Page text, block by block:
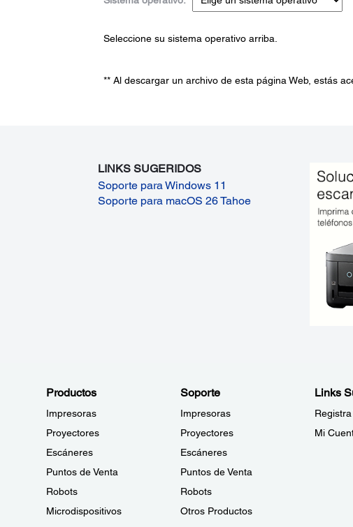
Seleccione su sistema operativo arriba.
** Al descargar un archivo de esta página Web, estás
LINKS SUGERIDOS
Soporte para Windows 11
Soporte para macOS 26 Tahoe
Productos
Impresoras
Proyectores
Escáneres
Puntos de Venta
Robots
Microdispositivos
Soporte
Impresoras
Proyectores
Escáneres
Puntos de Venta
Robots
Otros Productos
Links
Mi